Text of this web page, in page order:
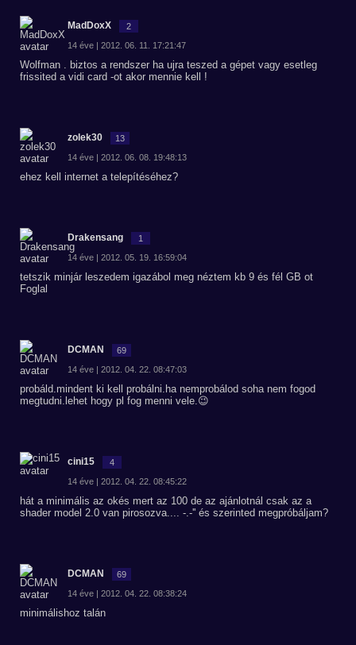
MadDoxX 2
14 éve | 2012. 06. 11. 17:21:47
Wolfman . biztos a rendszer ha ujra teszed a gépet vagy esetleg
frissited a vidi card -ot akor mennie kell !
zolek30 13
14 éve | 2012. 06. 08. 19:48:13
ehez kell internet a telepítéséhez?
Drakensang 1
14 éve | 2012. 05. 19. 16:59:04
tetszik minjár leszedem igazábol meg néztem kb 9 és fél GB ot
Foglal
DCMAN 69
14 éve | 2012. 04. 22. 08:47:03
probáld.mindent ki kell probálni.ha nemprobálod soha nem fogod
megtudni.lehet hogy pl fog menni vele.😉
cini15 4
14 éve | 2012. 04. 22. 08:45:22
hát a minimális az okés mert az 100 de az ajánlotnál csak az a
shader model 2.0 van pirosozva.... -.-'' és szerinted megpróbáljam?
DCMAN 69
14 éve | 2012. 04. 22. 08:38:24
minimálishoz talán